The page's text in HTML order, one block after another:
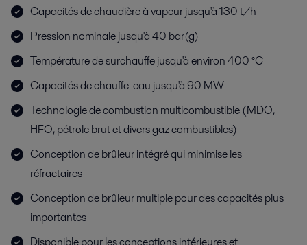
Capacités de chaudière à vapeur jusqu'à 130 t/h
Pression nominale jusqu'à 40 bar(g)
Température de surchauffe jusqu'à environ 400 °C
Capacités de chauffe-eau jusqu'à 90 MW
Technologie de combustion multicombustible (MDO,
HFO, pétrole brut et divers gaz combustibles)
Conception de brûleur intégré qui minimise les
réfractaires
Conception de brûleur multiple pour des capacités plus
importantes
Disponible pour les conceptions intérieures et